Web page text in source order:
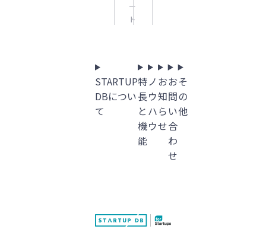
ー
ト
STARTUP
DBについ
て
特
長
と
機
能
ノ
ウ
ハ
ウ
お
知
ら
せ
お
問
い
合
わ
せ
そ
の
他